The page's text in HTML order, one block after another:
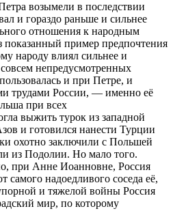
возымели в последствии
и гораздо раньше и сильнее
отношения к народным
показанный пример предпочтения
народу влиял сильнее и
непредусмотренных
и при Петре, и
трудами России, — именно её
при всех
выжить турок из западной
и готовился нанести Турции
охотно заключили с Польшей
из Подолии. Но мало того.
при Анне Иоанновне, Россия
самого надоедливого соседа её,
и тяжелой войны Россия
мир, по которому